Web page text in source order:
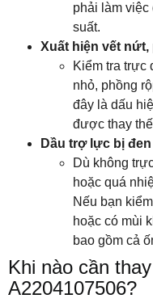
phải làm việc
suất.
Xuất hiện vết
Kiểm tra trực
nhỏ, phồng
đây là dấu
được thay
Dầu trợ lực bị
Dù không
hoặc quá
Nếu bạn
hoặc có mùi
bao gồm cả
Khi nào cần
A2204107506?